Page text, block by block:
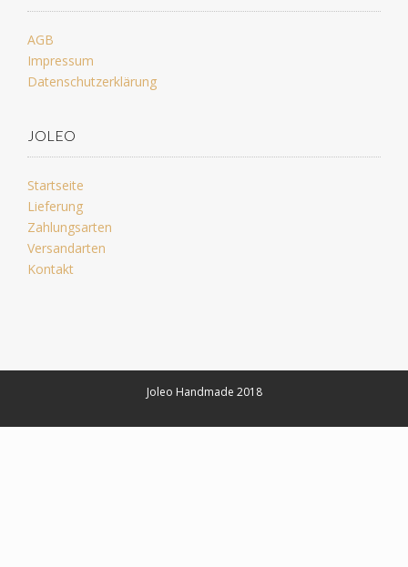
AGB
Impressum
Datenschutzerklärung
JOLEO
Startseite
Lieferung
Zahlungsarten
Versandarten
Kontakt
Joleo Handmade 2018